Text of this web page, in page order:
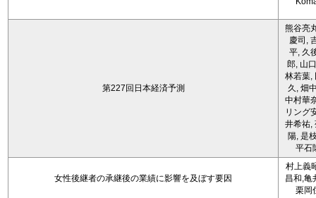
第227回日本経済予測
熊谷亮
慶司,
平, 久
郎, 山
林若葉,
久, 畑
中村華
リング
井希祐,
陽, 是
平石
女性後継者の承継後の業績に影響を及ぼす要因
村上義
昌和,亀
栗岡